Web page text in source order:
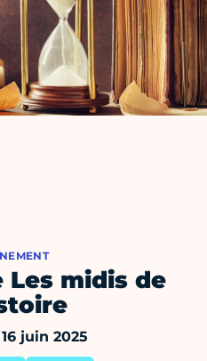
Les midis de
juin 2025